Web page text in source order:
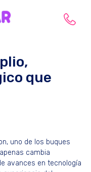
que
uno de los buques
cambia
avances en tecnología